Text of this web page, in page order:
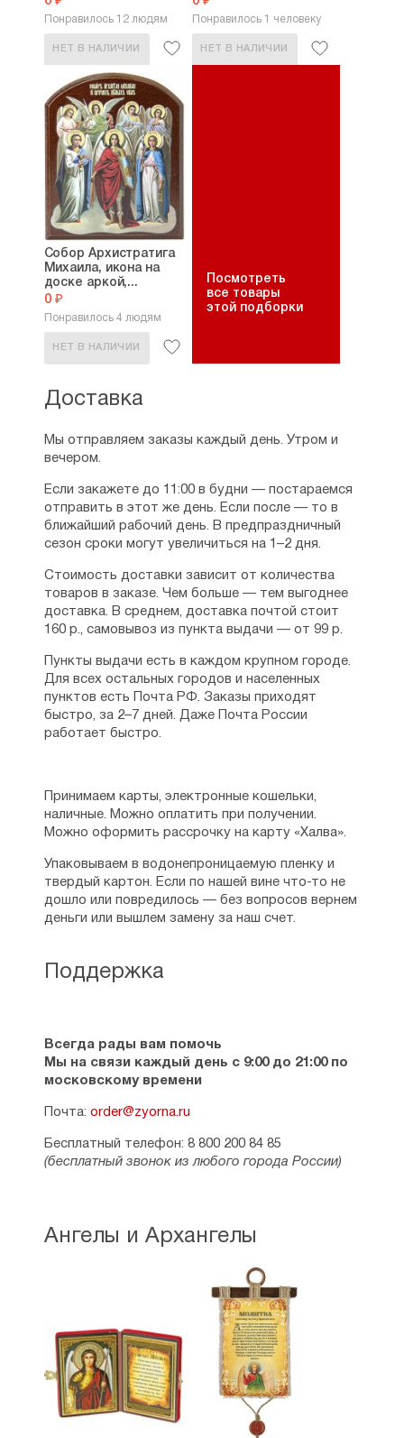
Понравилось 12 людям
НЕТ В НАЛИЧИИ
Понравилось 1 человеку
НЕТ В НАЛИЧИИ
Собор Архистратига
Михаила, икона на
доске аркой,...
0 ₽
Понравилось 4 людям
НЕТ В НАЛИЧИИ
Посмотреть
все товары
этой подборки
Поддержка
Всегда рады вам помочь
Мы на связи каждый день с 9:00 до 21:00 по
московскому времени
Почта: order@zyorna.ru
Бесплатный телефон: 8 800 200 84 85
(бесплатный звонок из любого города России)
Доставка
Мы отправляем заказы каждый день. Утром и
вечером.
Если закажете до 11:00 в будни — постараемся
отправить в этот же день. Если после — то в
ближайший рабочий день. В предпраздничный
сезон сроки могут увеличиться на 1–2 дня.
Стоимость доставки зависит от количества
товаров в заказе. Чем больше — тем выгоднее
доставка. В среднем, доставка почтой стоит
160 р., самовывоз из пункта выдачи — от 99 р.
Пункты выдачи есть в каждом крупном городе.
Для всех остальных городов и населенных
пунктов есть Почта РФ. Заказы приходят
быстро, за 2–7 дней. Даже Почта России
работает быстро.
Принимаем карты, электронные кошельки,
наличные. Можно оплатить при получении.
Можно оформить рассрочку на карту «Халва».
Упаковываем в водонепроницаемую пленку и
твердый картон. Если по нашей вине что-то не
дошло или повредилось — без вопросов вернем
деньги или вышлем замену за наш счет.
Ангелы и Архангелы